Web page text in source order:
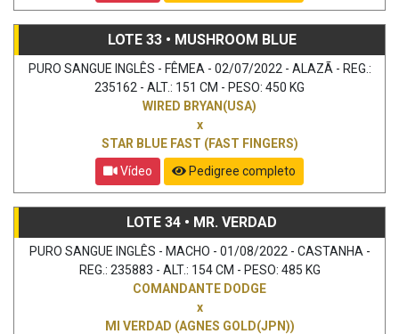
LOTE 33 • MUSHROOM BLUE
PURO SANGUE INGLÊS - FÊMEA - 02/07/2022 - ALAZÃ - REG.:
235162 - ALT.: 151 CM - PESO: 450 KG
WIRED BRYAN(USA)
x
STAR BLUE FAST (FAST FINGERS)
Vídeo
Pedigree completo
LOTE 34 • MR. VERDAD
PURO SANGUE INGLÊS - MACHO - 01/08/2022 - CASTANHA -
REG.: 235883 - ALT.: 154 CM - PESO: 485 KG
COMANDANTE DODGE
x
MI VERDAD (AGNES GOLD(JPN))